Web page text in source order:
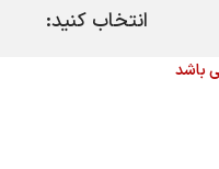
انتخاب کنید:
باشد